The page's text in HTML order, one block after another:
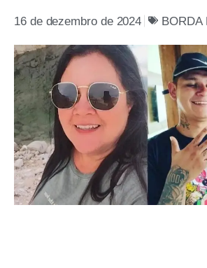
16 de dezembro de 2024 BORDA